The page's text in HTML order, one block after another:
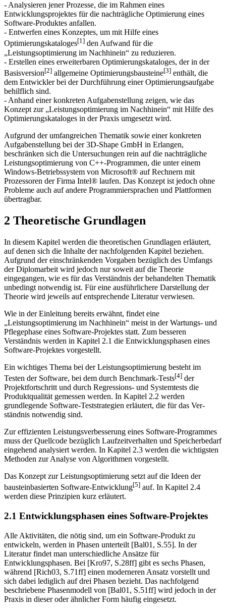
- Analysieren jener Prozesse, die im Rahmen eines
Entwicklungsprojektes für die nachträgliche Optimierung eines
Software-Produktes anfallen.
- Entwerfen eines Konzeptes, um mit Hilfe eines
Optimierungskataloges[1] den Aufwand für die
„Leistungsoptimierung im Nachhinein“ zu reduzieren.
- Erstellen eines erweiterbaren Optimierungskataloges, der in der
Basisver­sion[2] allgemeine Optimierungsbausteine[3] enthält, die
dem Entwickler bei der Durchführung einer Optimierungsaufgabe
behilflich sind.
- Anhand einer konkreten Aufgabenstellung zeigen, wie das
Konzept zur „Leis­tungsoptimierung im Nachhinein“ mit Hilfe des
Optimierungskataloges in der Praxis umge­setzt wird.
Aufgrund der umfangreichen Thematik sowie einer konkreten
Aufgabenstellung bei der 3D-Shape GmbH in Erlangen,
beschränken sich die Untersuchungen rein auf die nachträgliche
Leistungsoptimierung von C++-Programmen, die unter einem
Windows-Betriebssystem von Microsoft® auf Rechnern mit
Prozessoren der Firma Intel® laufen. Das Konzept ist jedoch ohne
Probleme auch auf andere Programmiersprachen und Plattformen
übertragbar.
2 Theoretische Grundlagen
In diesem Kapitel werden die theoretischen Grundlagen erläutert,
auf denen sich die Inhalte der nachfolgenden Kapitel beziehen.
Aufgrund der einschränkenden Vorgaben bezüglich des Umfangs
der Diplomarbeit wird jedoch nur soweit auf die Theorie
eingegangen, wie es für das Verständnis der behandelten Thematik
unbedingt notwendig ist. Für eine ausführlichere Darstellung der
Theorie wird jeweils auf entsprechende Literatur verwiesen.
Wie in der Einleitung bereits erwähnt, findet eine
„Leistungsoptimierung im Nachhinein“ meist in der Wartungs- und
Pflegephase eines Software-Projektes statt. Zum besseren
Verständnis werden in Kapitel 2.1 die Entwicklungsphasen eines
Software-Projektes vorgestellt.
Ein wichtiges Thema bei der Leistungsoptimierung besteht im
Testen der Soft­ware, bei dem durch Benchmark-Tests[4] der
Projektfortschritt und durch Regressi­ons- und Systemtests die
Produktqualität gemessen werden. In Kapi­tel 2.2 werden
grundlegende Software-Teststrategien erläutert, die für das Ver­
ständnis notwendig sind.
Zur effizienten Leistungsverbesserung eines Software-Programmes
muss der Quellcode bezüglich Laufzeitverhalten und Speicherbedarf
eingehend analysiert werden. In Kapitel 2.3 werden die wichtigsten
Methoden zur Analyse von Algo­rithmen vorgestellt.
Das Konzept zur Leistungsoptimierung setzt auf die Ideen der
bausteinbasier­ten Software-Entwicklung[5] auf. In Kapitel 2.4
werden diese Prinzipien kurz erläu­tert.
2.1 Entwicklungsphasen eines Software-Projektes
Alle Aktivitäten, die nötig sind, um ein Software-Produkt zu
entwickeln, werden in Phasen unterteilt [Bal01, S.55]. In der
Literatur findet man unter­schiedliche Ansätze für
Entwicklungsphasen. Bei [Kro97, S.28ff] gibt es sechs Phasen,
während [Rich03, S.71ff] einen moderneren Ansatz vorstellt und
sich dabei lediglich auf drei Phasen bezieht. Das nachfolgend
beschriebene Pha­senmodell von [Bal01, S.51ff] wird jedoch in der
Praxis in dieser oder ähnlicher Form häufig eingesetzt.